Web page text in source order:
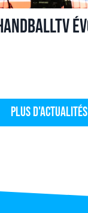
Plus d'actualités